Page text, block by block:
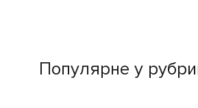
Популярне у